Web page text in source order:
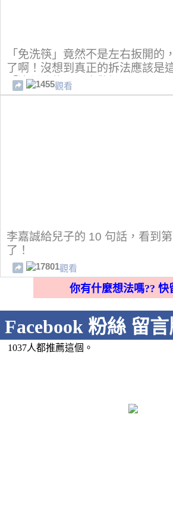
「免洗筷」竟然不是左右扳開的
了啊！沒想到真正的拆法應該是
「這種功能」！太驚訝了...
1455觀看
李嘉誠給兒子的 10 句話，看到
了！
17801觀看
你有什麼想法嗎?? 快
Facebook 粉絲 留
1037人都推薦這個。